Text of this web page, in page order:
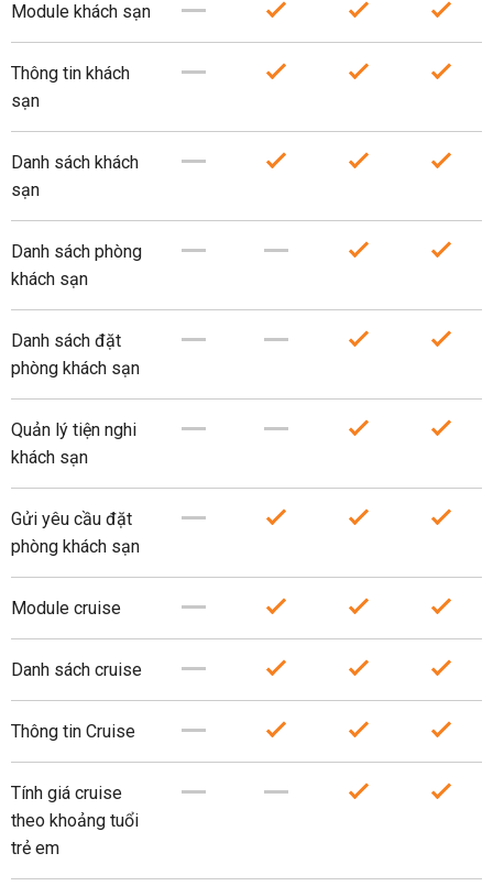
Module khách sạn
Thông tin khách
sạn
Danh sách khách
sạn
Danh sách phòng
khách sạn
Danh sách đặt
phòng khách sạn
Quản lý tiện nghi
khách sạn
Gửi yêu cầu đặt
phòng khách sạn
Module cruise
Danh sách cruise
Thông tin Cruise
Tính giá cruise
theo khoảng tuổi
trẻ em